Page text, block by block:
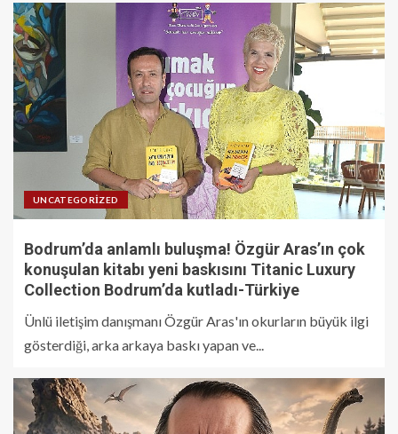
UNCATEGORIZED
Bodrum’da anlamlı buluşma! Özgür Aras’ın çok
konuşulan kitabı yeni baskısını Titanic Luxury
Collection Bodrum’da kutladı-Türkiye
Ünlü iletişim danışmanı Özgür Aras'ın okurların büyük ilgi
gösterdiği, arka arkaya baskı yapan ve...